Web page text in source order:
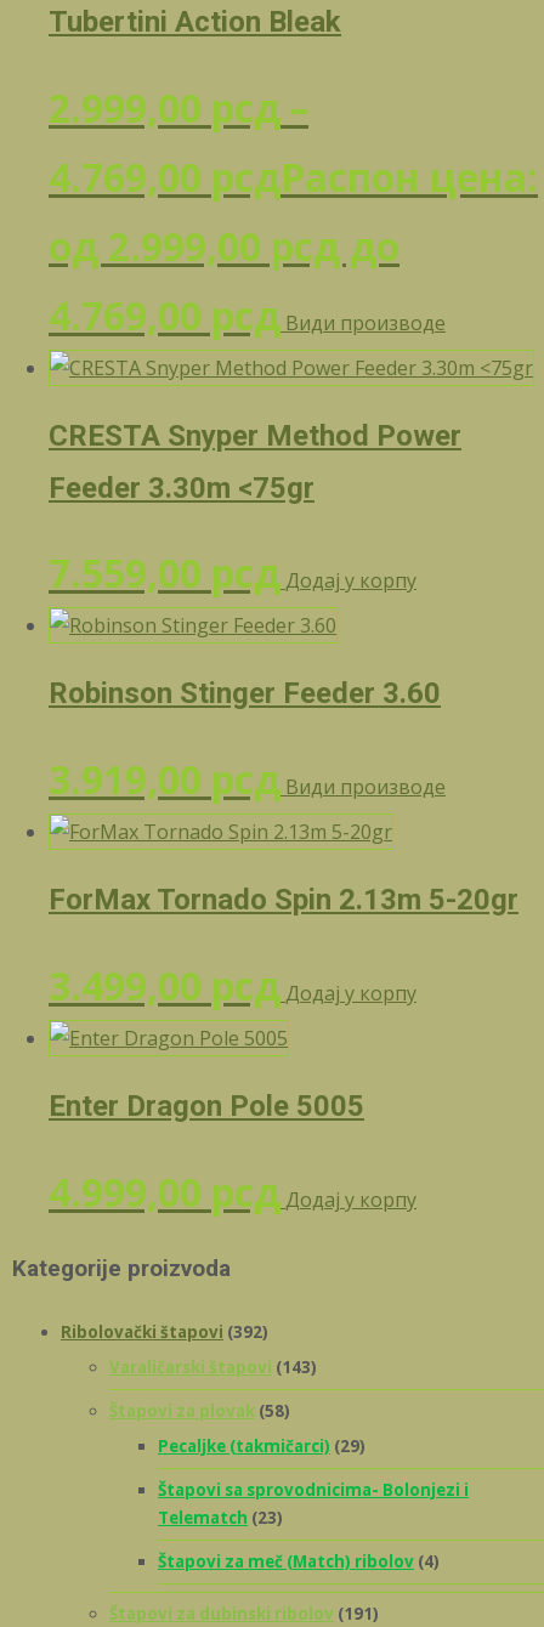
Tubertini Action Bleak
2.999,00 рсд –
4.769,00 рсдРаспон цена:
од 2.999,00 рсд до
4.769,00 рсд Види производе
CRESTA Snyper Method Power
Feeder 3.30m <75gr
7.559,00 рсд Додај у корпу
Robinson Stinger Feeder 3.60
3.919,00 рсд Види производе
ForMax Tornado Spin 2.13m 5-20gr
3.499,00 рсд Додај у корпу
Enter Dragon Pole 5005
4.999,00 рсд Додај у корпу
Kategorije proizvoda
Ribolovački štapovi (392)
Varaličarski štapovi (143)
Štapovi za plovak (58)
Pecaljke (takmičarci) (29)
Štapovi sa sprovodnicima- Bolonjezi i
Telematch (23)
Štapovi za meč (Match) ribolov (4)
Štapovi za dubinski ribolov (191)